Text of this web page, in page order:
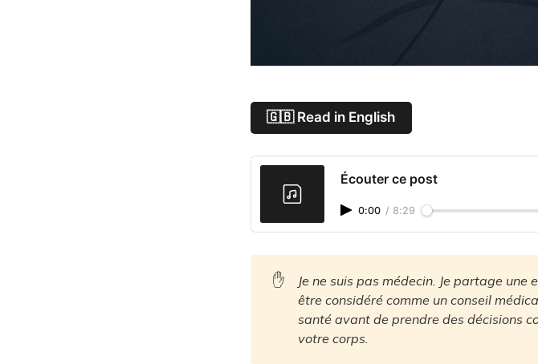
🇬🇧 Read in English
Écouter ce post
0:00 / 8:29
✋
Je ne suis pas médecin. Je partage
être considéré comme un conseil
santé avant de prendre des décisions
votre corps.